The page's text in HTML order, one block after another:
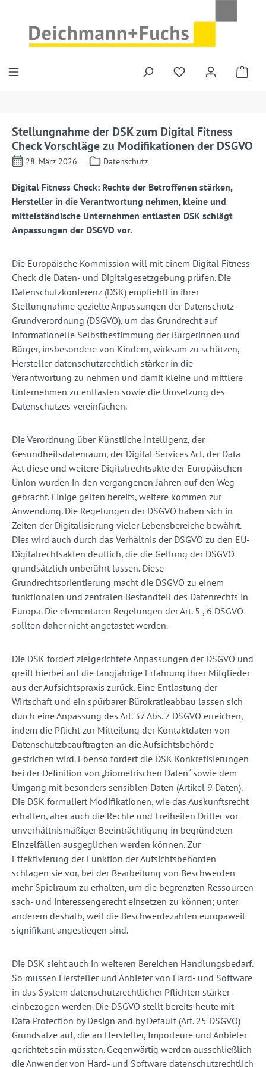
Stellungnahme der DSK zum Digital Fitness
Check Vorschläge zu Modifikationen der DSGVO
28. März 2026 Datenschutz
Digital Fitness Check: Rechte der Betroffenen stärken,
Hersteller in die Verantwortung nehmen, kleine und
mittelständische Unternehmen entlasten DSK schlägt
Anpassungen der DSGVO vor.
Die Europäische Kommission will mit einem Digital Fitness
Check die Daten- und Digitalgesetzgebung prüfen. Die
Datenschutzkonferenz (DSK) empfiehlt in ihrer
Stellungnahme gezielte Anpassungen der Datenschutz-
Grundverordnung (DSGVO), um das Grundrecht auf
informationelle Selbstbestimmung der Bürgerinnen und
Bürger, insbesondere von Kindern, wirksam zu schützen,
Hersteller datenschutzrechtlich stärker in die
Verantwortung zu nehmen und damit kleine und mittlere
Unternehmen zu entlasten sowie die Umsetzung des
Datenschutzes vereinfachen.
Die Verordnung über Künstliche Intelligenz, der
Gesundheitsdatenraum, der Digital Services Act, der Data
Act diese und weitere Digitalrechtsakte der Europäischen
Union wurden in den vergangenen Jahren auf den Weg
gebracht. Einige gelten bereits, weitere kommen zur
Anwendung. Die Regelungen der DSGVO haben sich in
Zeiten der Digitalisierung vieler Lebensbereiche bewährt.
Dies wird auch durch das Verhältnis der DSGVO zu den EU-
Digitalrechtsakten deutlich, die die Geltung der DSGVO
grundsätzlich unberührt lassen. Diese
Grundrechtsorientierung macht die DSGVO zu einem
funktionalen und zentralen Bestandteil des Datenrechts in
Europa. Die elementaren Regelungen der Art. 5 , 6 DSGVO
sollten daher nicht angetastet werden.
Die DSK fordert zielgerichtete Anpassungen der DSGVO und
greift hierbei auf die langjährige Erfahrung ihrer Mitglieder
aus der Aufsichtspraxis zurück. Eine Entlastung der
Wirtschaft und ein spürbarer Bürokratieabbau lassen sich
durch eine Anpassung des Art. 37 Abs. 7 DSGVO erreichen,
indem die Pflicht zur Mitteilung der Kontaktdaten von
Datenschutzbeauftragten an die Aufsichtsbehörde
gestrichen wird. Ebenso fordert die DSK Konkretisierungen
bei der Definition von „biometrischen Daten“ sowie dem
Umgang mit besonders sensiblen Daten (Artikel 9 Daten).
Die DSK formuliert Modifikationen, wie das Auskunftsrecht
erhalten, aber auch die Rechte und Freiheiten Dritter vor
unverhältnismäßiger Beeinträchtigung in begründeten
Einzelfällen ausgeglichen werden können. Zur
Effektivierung der Funktion der Aufsichtsbehörden
schlagen sie vor, bei der Bearbeitung von Beschwerden
mehr Spielraum zu erhalten, um die begrenzten Ressourcen
sach- und interessengerecht einsetzen zu können; unter
anderem deshalb, weil die Beschwerdezahlen europaweit
signifikant angestiegen sind.
Die DSK sieht auch in weiteren Bereichen Handlungsbedarf.
So müssen Hersteller und Anbieter von Hard- und Software
in das System datenschutzrechtlicher Pflichten stärker
einbezogen werden. Die DSGVO stellt bereits heute mit
Data Protection by Design and by Default (Art. 25 DSGVO)
Grundsätze auf, die an Hersteller, Importeure und Anbieter
gerichtet sein müssten. Gegenwärtig werden ausschließlich
die Anwender von Hard- und Software datenschutzrechtlich